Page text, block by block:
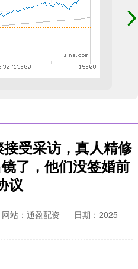
受采访，真人精修
了，他们没签婚前
议
网站：通盈配资
日期：2025-